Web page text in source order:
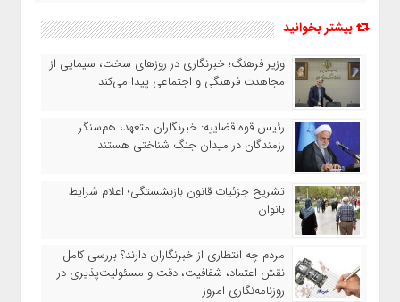
بیشتر بخوانید
وزیر فرهنگ؛ خبرنگاری در روزهای سخت، سیمایی از
مجاهدت فرهنگی و اجتماعی پیدا می‌کند
رئیس قوه قضاییه: خبرنگاران متعهد، هم‌سنگر
رزمندگان در میدان جنگ شناختی هستند
تشریح جزئیات قانون بازنشستگی؛ اعلام شرایط
بانوان
مردم چه انتظاری از خبرنگاران دارند؟ بررسی کامل
نقش اعتماد، شفافیت، دقت و مسئولیت‌پذیری در
روزنامه‌نگاری امروز